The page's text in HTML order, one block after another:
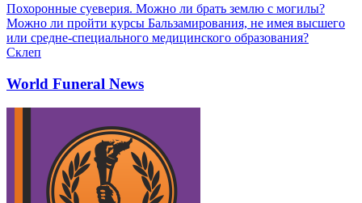
Похоронные суеверия. Можно ли брать землю с могилы?
Можно ли пройти курсы Бальзамирования, не имея высшего
или средне-специального медицинского образования?
Склеп
World Funeral News